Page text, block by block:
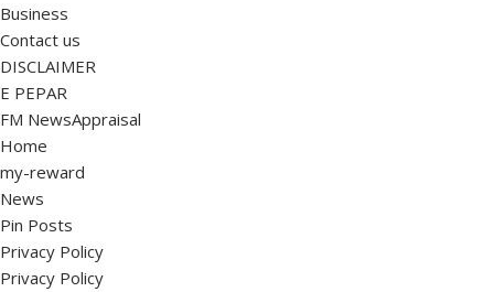
Business
Contact us
DISCLAIMER
E PEPAR
FM NewsAppraisal
Home
my-reward
News
Pin Posts
Privacy Policy
Privacy Policy